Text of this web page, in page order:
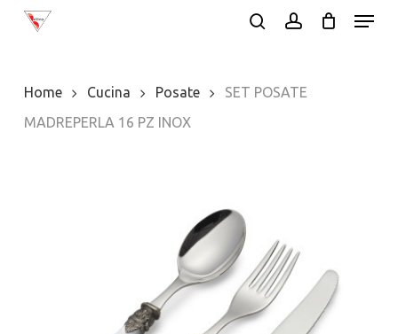
Skip
content
Menu
Home Cucina Posate
SET POSATE
MADREPERLA 16 PZ INOX